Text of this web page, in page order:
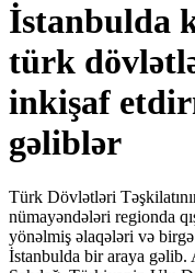
İstanbulda
türk
inkişaf
gəliblər
Türk Dövlətləri
nümayəndələri regionda
yönəlmiş əlaqələri və
İstanbulda bir araya gəlib.